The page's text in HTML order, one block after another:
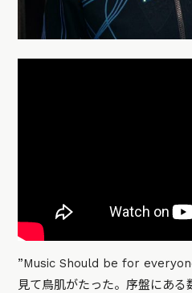
”Music Should be for
見て鳥肌がたった。序盤にある